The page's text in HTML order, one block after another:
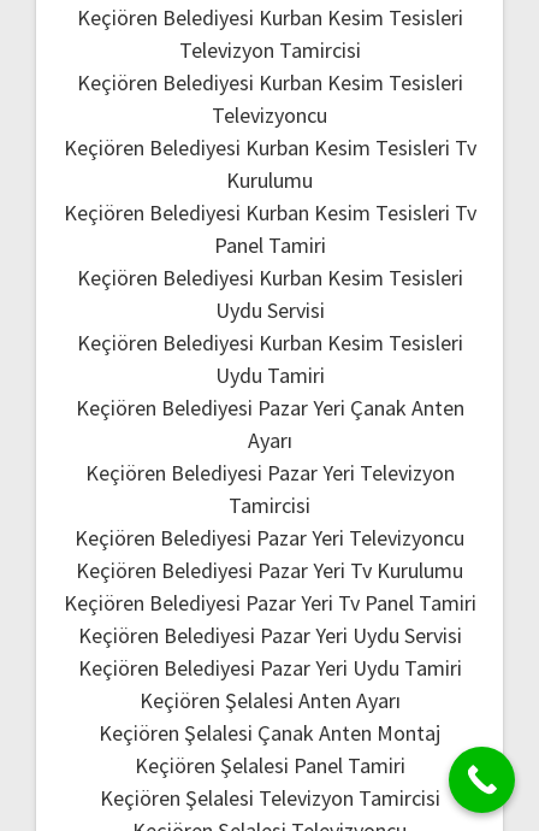
Keçiören Belediyesi Kurban Kesim Tesisleri
Televizyon Tamircisi
Keçiören Belediyesi Kurban Kesim Tesisleri
Televizyoncu
Keçiören Belediyesi Kurban Kesim Tesisleri Tv
Kurulumu
Keçiören Belediyesi Kurban Kesim Tesisleri Tv
Panel Tamiri
Keçiören Belediyesi Kurban Kesim Tesisleri
Uydu Servisi
Keçiören Belediyesi Kurban Kesim Tesisleri
Uydu Tamiri
Keçiören Belediyesi Pazar Yeri Çanak Anten
Ayarı
Keçiören Belediyesi Pazar Yeri Televizyon
Tamircisi
Keçiören Belediyesi Pazar Yeri Televizyoncu
Keçiören Belediyesi Pazar Yeri Tv Kurulumu
Keçiören Belediyesi Pazar Yeri Tv Panel Tamiri
Keçiören Belediyesi Pazar Yeri Uydu Servisi
Keçiören Belediyesi Pazar Yeri Uydu Tamiri
Keçiören Şelalesi Anten Ayarı
Keçiören Şelalesi Çanak Anten Montaj
Keçiören Şelalesi Panel Tamiri
Keçiören Şelalesi Televizyon Tamircisi